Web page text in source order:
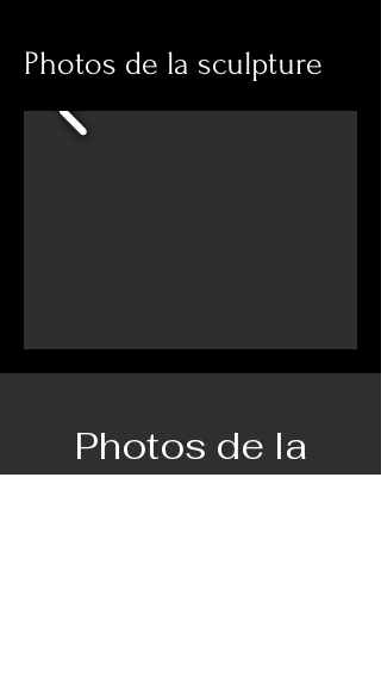
Photos de la sculpture
Photos de la